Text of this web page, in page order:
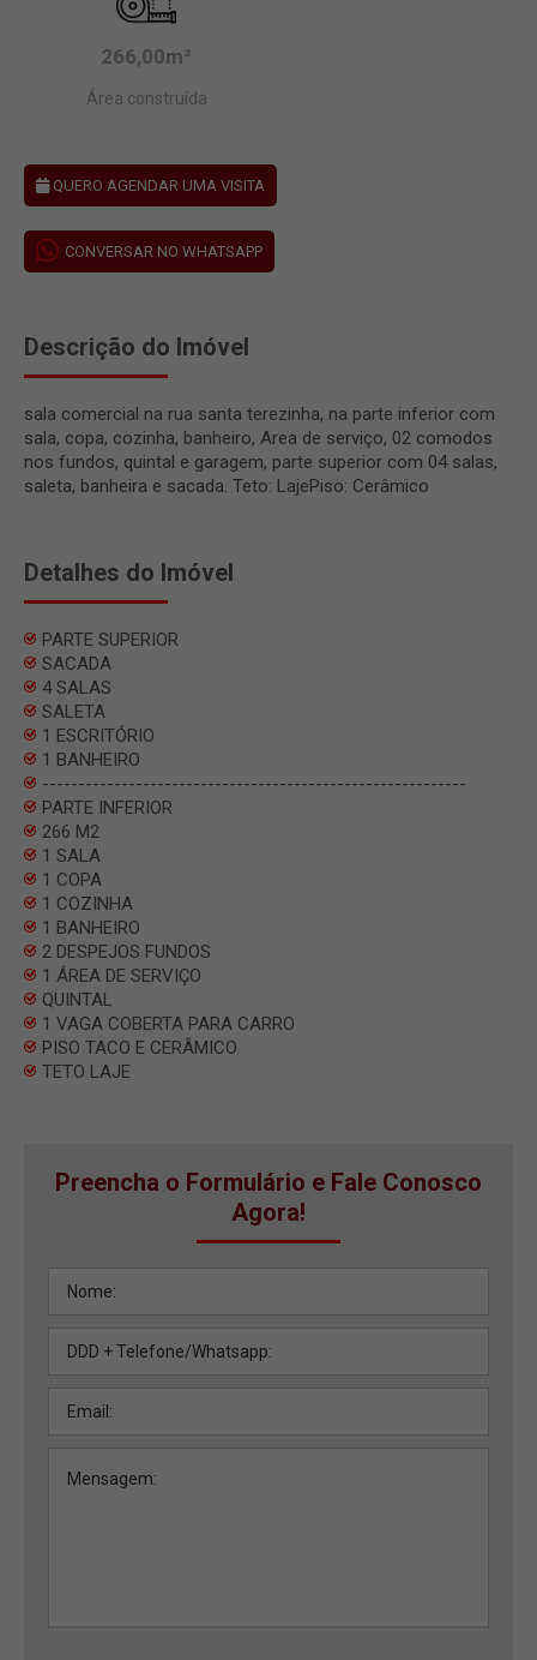
266,00m²
Área construída
QUERO AGENDAR UMA VISITA
CONVERSAR NO WHATSAPP
Descrição do Imóvel
sala comercial na rua santa terezinha, na parte inferior com
sala, copa, cozinha, banheiro, Area de serviço, 02 comodos
nos fundos, quintal e garagem, parte superior com 04 salas,
saleta, banheira e sacada. Teto: LajePiso: Cerâmico
Detalhes do Imóvel
PARTE SUPERIOR
SACADA
4 SALAS
SALETA
1 ESCRITÓRIO
1 BANHEIRO
-----------------------------------------------------------
PARTE INFERIOR
266 M2
1 SALA
1 COPA
1 COZINHA
1 BANHEIRO
2 DESPEJOS FUNDOS
1 ÁREA DE SERVIÇO
QUINTAL
1 VAGA COBERTA PARA CARRO
PISO TACO E CERÂMICO
TETO LAJE
Preencha o Formulário e Fale Conosco
Agora!